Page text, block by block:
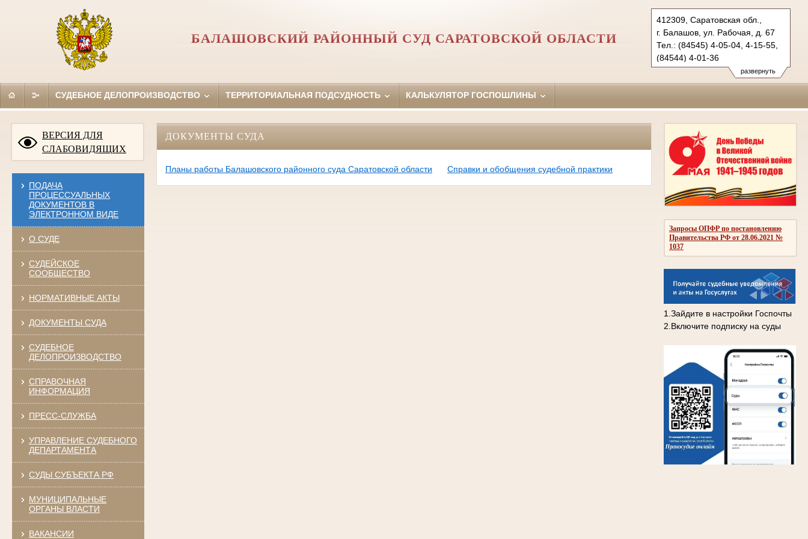
развернуть
412309, Саратовская обл.,
г. Балашов, ул. Рабочая, д. 67
Тел.: (84545) 4-05-04, 4-15-55,
(84544) 4-01-36
balashovsky.sar@sudrf.ru
БАЛАШОВСКИЙ РАЙОННЫЙ СУД САРАТОВСКОЙ ОБЛАСТИ
СУДЕБНОЕ ДЕЛОПРОИЗВОДСТВО ТЕРРИТОРИАЛЬНАЯ ПОДСУДНОСТЬ КАЛЬКУЛЯТОР ГОСПОШЛИНЫ
ВЕРСИЯ ДЛЯ
СЛАБОВИДЯЩИХ
ПОДАЧА
ПРОЦЕССУАЛЬНЫХ
ДОКУМЕНТОВ В
ЭЛЕКТРОННОМ ВИДЕ
О СУДЕ
СУДЕЙСКОЕ
СООБЩЕСТВО
НОРМАТИВНЫЕ АКТЫ
ДОКУМЕНТЫ СУДА
СУДЕБНОЕ
ДЕЛОПРОИЗВОДСТВО
СПРАВОЧНАЯ
ИНФОРМАЦИЯ
ПРЕСС-СЛУЖБА
УПРАВЛЕНИЕ СУДЕБНОГО
ДЕПАРТАМЕНТА
СУДЫ СУБЪЕКТА РФ
МУНИЦИПАЛЬНЫЕ
ОРГАНЫ ВЛАСТИ
ВАКАНСИИ
Запросы ОПФР по постановлению
Правительства РФ от 28.06.2021 №
1037
1.Зайдите в настройки Госпочты
2.Включите подписку на суды
ДОКУМЕНТЫ СУДА
Планы работы Балашовского районного суда Саратовской области Справки и обобщения судебной практики